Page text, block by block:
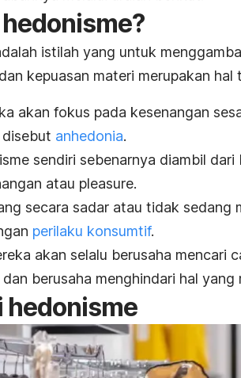
istilah yang untuk
kepuasan materi merupakan hal
akan fokus pada kesenangan
anhedonia.
sendiri sebenarnya diambil dari
atau pleasure.
secara sadar atau tidak sedang
perilaku konsumtif.
akan selalu berusaha mencari
berusaha menghindari hal yang